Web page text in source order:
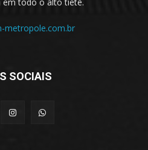
metropole.com.br
SOCIAIS